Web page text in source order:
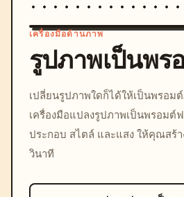
c,
เครื่องมือด้านภาพ
รูปภาพเป็นพร
เปลี่ยนรูปภาพใดก็ได้ให้เป็นพรอม
เครื่องมือแปลงรูปภาพเป็นพรอมต์
ประกอบ สไตล์ และแสง ให้คุณสร้
วินาที